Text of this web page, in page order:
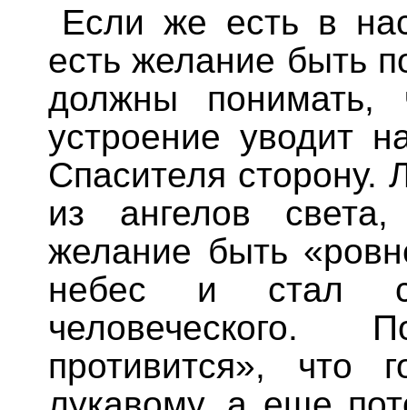
Если же есть в
есть желание быть
должны понимать,
устроение уводит
Спасителя
из ангелов
желание быть
небес и стал
противится», что